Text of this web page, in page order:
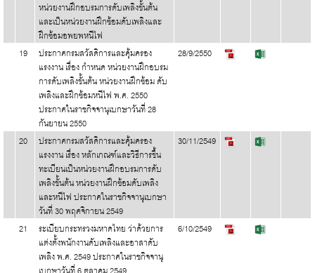
หน่วยงานฝึกอบรมการดับเพลิงขั้นต้น
และเป็นหน่วยงานฝึกซ้อมดับเพลิงและ
ฝึกซ้อมอพยพหนีไฟ
19 ประกาศกรมสวัสดิการและคุ้มครอง
แรงงาน เรื่อง กำหนด หน่วยงานฝึกอบรม
การดับเพลิงขั้นต้น หน่วยงานฝึกซ้อม ดับ
เพลิงและฝึกซ้อมหนีไฟ พ.ศ. 2550
ประกาศในราชกิจจานุเบกษาวันที่ 28
กันยายน 2550
28/9/2550
20 ประกาศกรมสวัสดิการและคุ้มครอง
แรงงาน เรื่อง หลักเกณฑ์และวิธีการขึ้น
ทะเบียนเป็นหน่วยงานฝึกอบรมการดับ
เพลิงขั้นต้น หน่วยงานฝึกซ้อมดับเพลิง
และหนีไฟ ประกาศในราชกิจจานุเบกษา
วันที่ 30 พฤศจิกายน 2549
30/11/2549
21 ระเบียบกระทรวงมหาดไทย ว่าด้วยการ
แต่งตั้งพนักงานดับเพลิงและอาสาดับ
เพลิง พ.ศ. 2549 ประกาศในราชกิจจานุ
6/10/2549